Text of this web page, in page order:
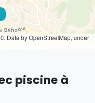
Data by OpenStreetMap, under
piscine à